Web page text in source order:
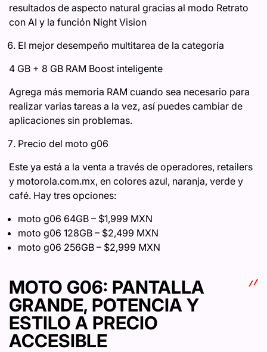
resultados de aspecto natural gracias al modo Retrato
con AI y la función Night Vision
El mejor desempeño multitarea de la categoría​​
4 GB + 8 GB RAM Boost inteligente​
Agrega más memoria RAM cuando sea necesario para
realizar varias tareas a la vez, así puedes cambiar de
aplicaciones sin problemas.
Precio del moto g06
Este ya está a la venta a través de operadores, retailers
y motorola.com.mx, en colores azul, naranja, verde y
café. Hay tres opciones:
moto g06 64GB – $1,999 MXN
moto g06 128GB – $2,499 MXN
moto g06 256GB – $2,999 MXN
MOTO G06: PANTALLA
GRANDE, POTENCIA Y
ESTILO A PRECIO
ACCESIBLE